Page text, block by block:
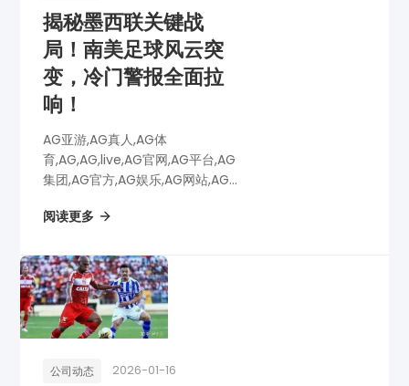
揭秘墨西联关键战
局！南美足球风云突
变，冷门警报全面拉
响！
AG亚游,AG真人,AG体
育,AG,AG,live,AG官网,AG平台,AG
集团,AG官方,AG娱乐,AG网站,AG
博彩,AG电子,揭秘墨西联关键战
全面拉响！
阅读更多
公司动态 2026-01-16